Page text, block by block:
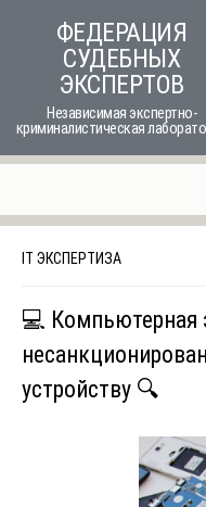
ФЕДЕРАЦИЯ
СУДЕБНЫХ
ЭКСПЕРТОВ
Независимая экспертно-
криминалистическая
IT ЭКСПЕРТИЗА
💻 Компьютерная
устройству 🔍